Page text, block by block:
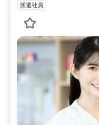
派遣社員